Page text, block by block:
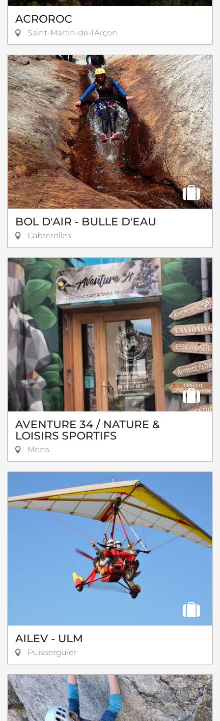
ACROROC
Saint-Martin-de-l'Arçon
BOL D'AIR - BULLE D'EAU
Cabrerolles
AVENTURE 34 / NATURE &
LOISIRS SPORTIFS
Mons
AILEV - ULM
Puisserguier